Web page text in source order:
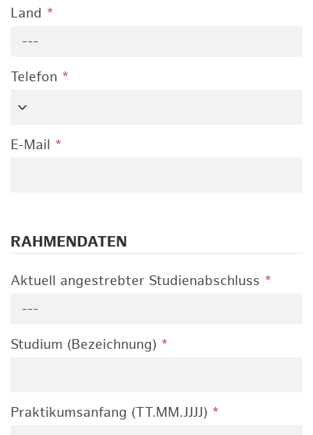
Land *
---
Telefon *
E-Mail *
RAHMENDATEN
Aktuell angestrebter Studienabschluss *
---
Studium (Bezeichnung) *
Praktikumsanfang (TT.MM.JJJJ) *